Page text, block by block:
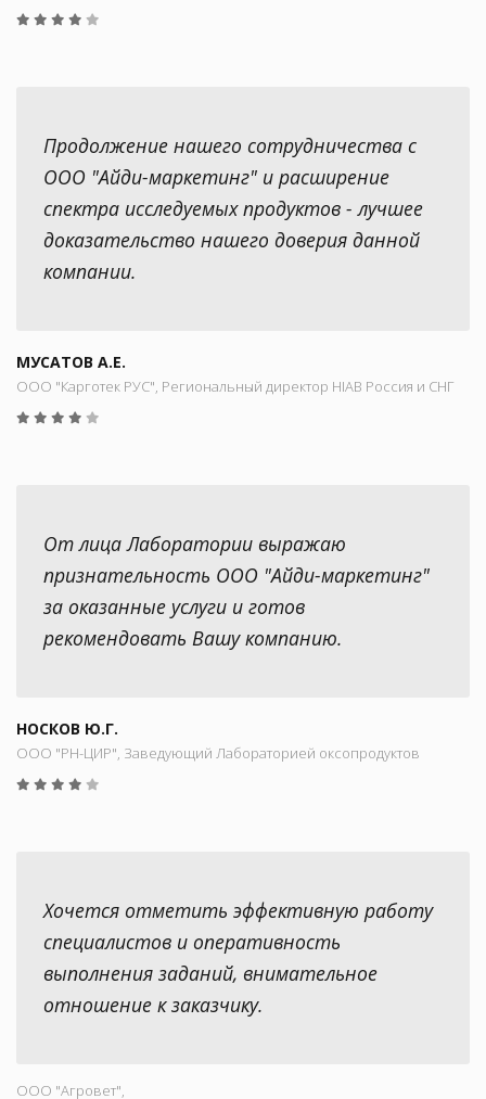
Продолжение нашего сотрудничества с
ООО "Айди-маркетинг" и расширение
спектра исследуемых продуктов - лучшее
доказательство нашего доверия данной
компании.
МУСАТОВ А.Е.
ООО "Карготек РУС", Региональный директор HIAB Россия и СНГ
От лица Лаборатории выражаю
признательность ООО "Айди-маркетинг"
за оказанные услуги и готов
рекомендовать Вашу компанию.
НОСКОВ Ю.Г.
ООО "РН-ЦИР", Заведующий Лабораторией оксопродуктов
Хочется отметить эффективную работу
специалистов и оперативность
выполнения заданий, внимательное
отношение к заказчику.
ООО "Aгровет",